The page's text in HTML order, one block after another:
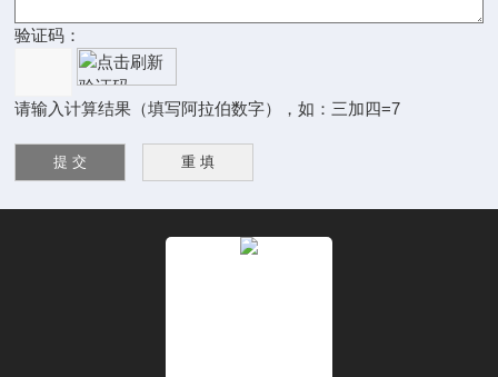
验证码：
请输入计算结果（填写阿拉伯数字），如：三加四=7